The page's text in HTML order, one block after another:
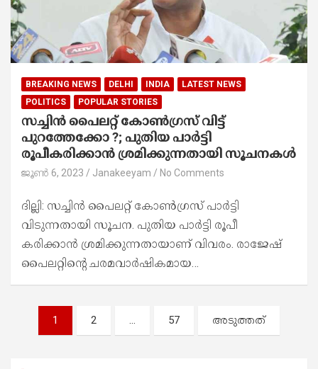
BREAKING NEWS DELHI INDIA
LATEST NEWS
POLITICS
POPULAR STORIES
സച്ചിന്‍ പൈലറ്റ് കോണ്‍ഗ്രസ് വിട്ട്
പുറത്തേക്കോ ?; പുതിയ പാര്‍ട്ടി
രൂപീകരിക്കാൻ ശ്രമിക്കുന്നതായി സൂചനകൾ
ജൂൺ 6, 2023 Janakeeyam No Comments
ദില്ലി: സച്ചിന്‍ പൈലറ്റ് കോണ്‍ഗ്രസ് പാർട്ടി
വിടുന്നതായി സൂചന. പുതിയ പാര്‍ട്ടി രൂപീ
കരിക്കാൻ ശ്രമിക്കുന്നതായാണ് വിവരം. രാജേഷ്
പൈലറ്റിന്‍റെ ചരമവാർഷികമായ…
1 2 … 57 അടുത്തത്